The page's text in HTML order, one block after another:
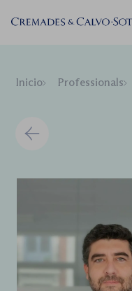
Inicio Professionals